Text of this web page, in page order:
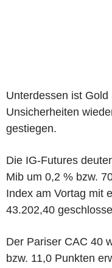
Unterdessen ist
Unsicherheiten
gestiegen.
Die IG-Futures
Mib um 0,2 % bzw.
Index am Vortag mit
43.202,40
Der Pariser CAC 40
bzw. 11,0 Punkten